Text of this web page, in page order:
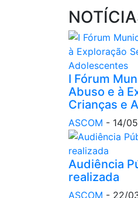
I Fórum
Abuso e à
Crianças e
ASCOM - 14/
Audiência
realizada
ASCOM - 22/